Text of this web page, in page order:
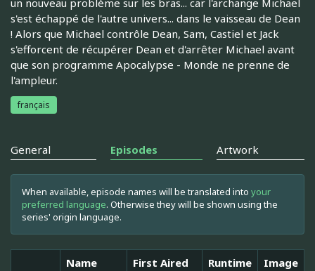
un nouveau problème sur les bras... car l'archange Michael
s'est échappé de l'autre univers... dans le vaisseau de Dean
! Alors que Michael contrôle Dean, Sam, Castiel et Jack
s'efforcent de récupérer Dean et d'arrêter Michael avant
que son programme Apocalypse - Monde ne prenne de
l'ampleur.
français
General Episodes Artwork
When available, episode names will be translated into your
preferred language. Otherwise they will be shown using the
series' origin language.
Name First Aired Runtime
Image